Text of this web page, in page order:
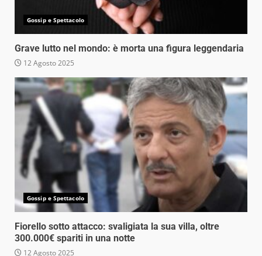
Gossip e Spettacolo
Grave lutto nel mondo: è morta una figura leggendaria
12 Agosto 2025
Gossip e Spettacolo
Fiorello sotto attacco: svaligiata la sua villa, oltre
300.000€ spariti in una notte
12 Agosto 2025